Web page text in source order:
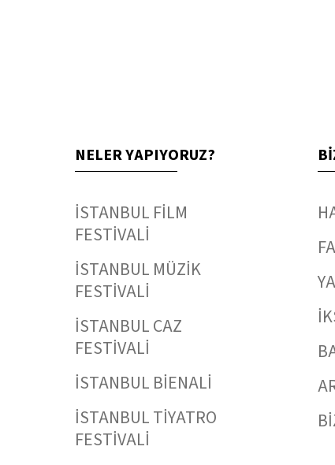
NELER YAPIYORUZ?
İSTANBUL FİLM
FESTİVALİ
İSTANBUL MÜZİK
FESTİVALİ
İSTANBUL CAZ
FESTİVALİ
İSTANBUL BİENALİ
İSTANBUL TİYATRO
FESTİVALİ